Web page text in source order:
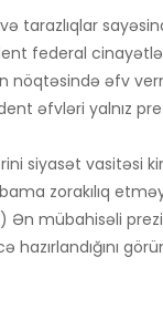
tarazlıqlar
federal
nöqtəsində əfv
əfvləri yalnız
siyasət vasitəsi
zorakılıq
Ən mübahisəli